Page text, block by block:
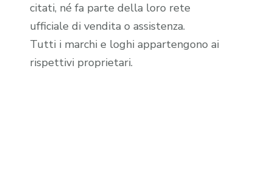
citati, né fa parte della loro rete
ufficiale di vendita o assistenza.
Tutti i marchi e loghi appartengono ai
rispettivi proprietari.